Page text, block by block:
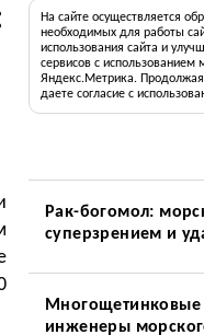
На сайте осуществляется
необходимых для работы
использования сайта и
сервисов с
Яндекс.Метрика. Продолжая
даете согласие с
Рак-богомол:
суперзрением и
инженеры